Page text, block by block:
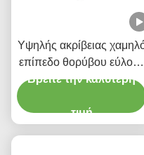
Υψηλής ακρίβειας
επίπεδο θορύβου εύλογο
κόστος Οπτική
γυροσκόπησης
Βρείτε την καλύτερη
τιμή